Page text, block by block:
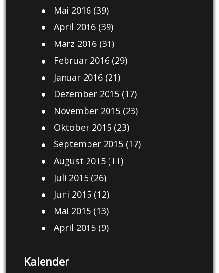
Mai 2016(39)
April 2016(39)
März 2016(31)
Februar 2016(29)
Januar 2016(21)
Dezember 2015(17)
November 2015(23)
Oktober 2015(23)
September 2015(17)
August 2015(11)
Juli 2015(26)
Juni 2015(12)
Mai 2015(13)
April 2015(9)
Kalender